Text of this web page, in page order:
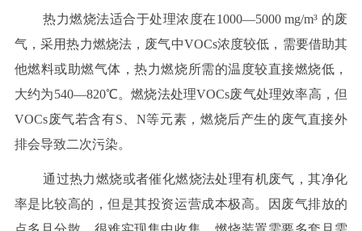
热力燃烧法适合于处理浓度在1000—5000 mg/m³ 的废
气，采用热力燃烧法，废气中VOCs浓度较低，需要借助其
他燃料或助燃气体，热力燃烧所需的温度较直接燃烧低，
大约为540—820℃。燃烧法处理VOCs废气处理效率高，但
VOCs废气若含有S、N等元素，燃烧后产生的废气直接外
排会导致二次污染。
通过热力燃烧或者催化燃烧法处理有机废气，其净化
率是比较高的，但是其投资运营成本极高。因废气排放的